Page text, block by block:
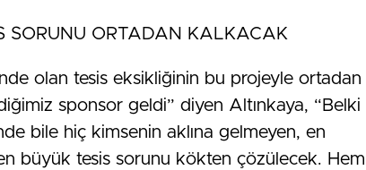
SORUNU ORTADAN KALKACAK
olan tesis eksikliğinin bu projeyle ortadan
sponsor geldi” diyen Altınkaya, “Belki
bile hiç kimsenin aklına gelmeyen, en
büyük tesis sorunu kökten çözülecek. Hem